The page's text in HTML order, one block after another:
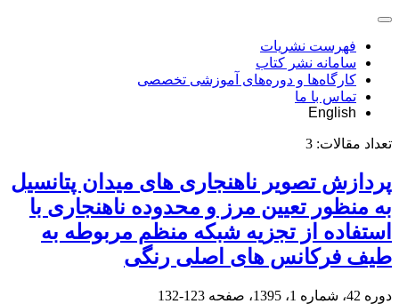
فهرست نشریات
سامانه نشر کتاب
کارگاه‌ها و دوره‌های آموزشی تخصصی
تماس با ما
English
تعداد مقالات: 3
پردازش تصویر ناهنجاری های میدان پتانسیل
به منظور تعیین مرز و محدوده ناهنجاری با
استفاده از تجزیه شبکه منظم مربوطه به
طیف فرکانس های اصلی رنگی
دوره 42، شماره 1، 1395، صفحه 123-132